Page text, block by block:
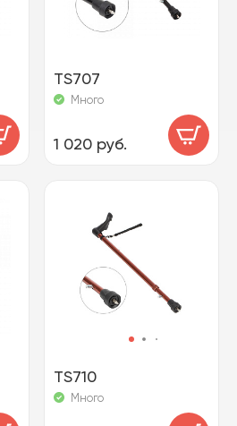
TS707
Много
1 020 руб.
TS710
Много